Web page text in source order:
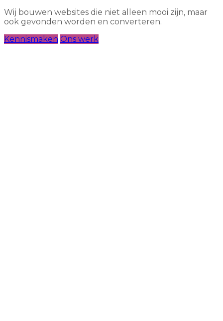
Wij bouwen websites die niet alleen mooi zijn, maar
ook gevonden worden en converteren.
Kennismaken Ons werk